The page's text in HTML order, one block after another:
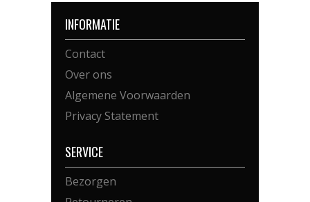
INFORMATIE
Contact
Over ons
Algemene Voorwaarden
Privacy Statement
SERVICE
Bezorgen